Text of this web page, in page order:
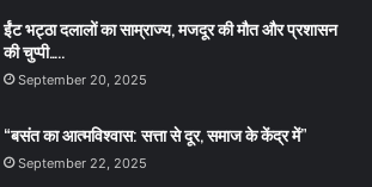
ईंट भट्ठा दलालों का साम्राज्य, मजदूर की मौत और प्रशासन
की चुप्पी…..
September 20, 2025
“बसंत का आत्मविश्वास: सत्ता से दूर, समाज के केंद्र में”
September 22, 2025